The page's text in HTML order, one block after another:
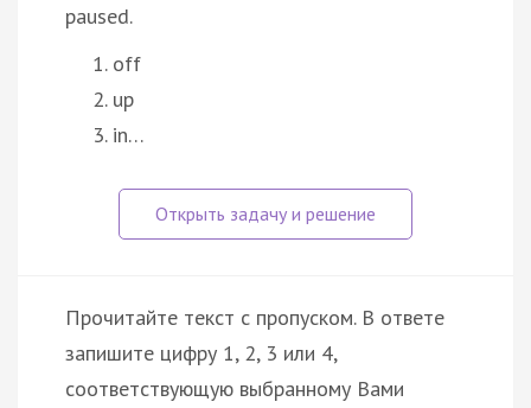
paused.
off
up
in…
Прочитайте текст с пропуском. В ответе
запишите цифру 1, 2, 3 или 4,
соответствующую выбранному Вами